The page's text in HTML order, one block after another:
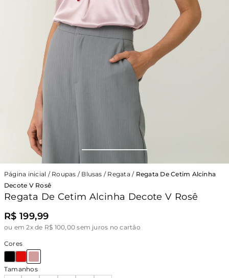
Página inicial / Roupas / Blusas / Regata / Regata De Cetim Alcinha
Decote V Rosê
Regata De Cetim Alcinha Decote V Rosê
R$ 199,99
ou em 2x de R$ 100,00 sem juros no cartão
Cores
Tamanhos